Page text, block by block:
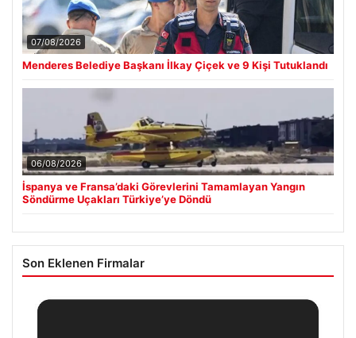
07/08/2026
Menderes Belediye Başkanı İlkay Çiçek ve 9 Kişi Tutuklandı
06/08/2026
İspanya ve Fransa’daki Görevlerini Tamamlayan Yangın
Söndürme Uçakları Türkiye’ye Döndü
Son Eklenen Firmalar